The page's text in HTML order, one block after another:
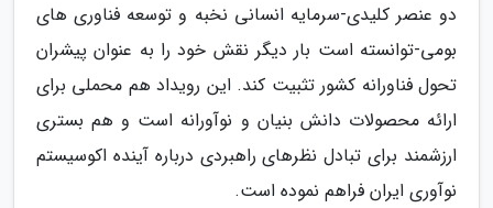
دو عنصر کلیدی-سرمایه انسانی نخبه و توسعه فناوری های
بومی-توانسته است بار دیگر نقش خود را به عنوان پیشران
تحول فناورانه کشور تثبیت کند. این رویداد هم محملی برای
ارائه محصولات دانش بنیان و نوآورانه است و هم بستری
ارزشمند برای تبادل نظرهای راهبردی درباره آینده اکوسیستم
نوآوری ایران فراهم نموده است.